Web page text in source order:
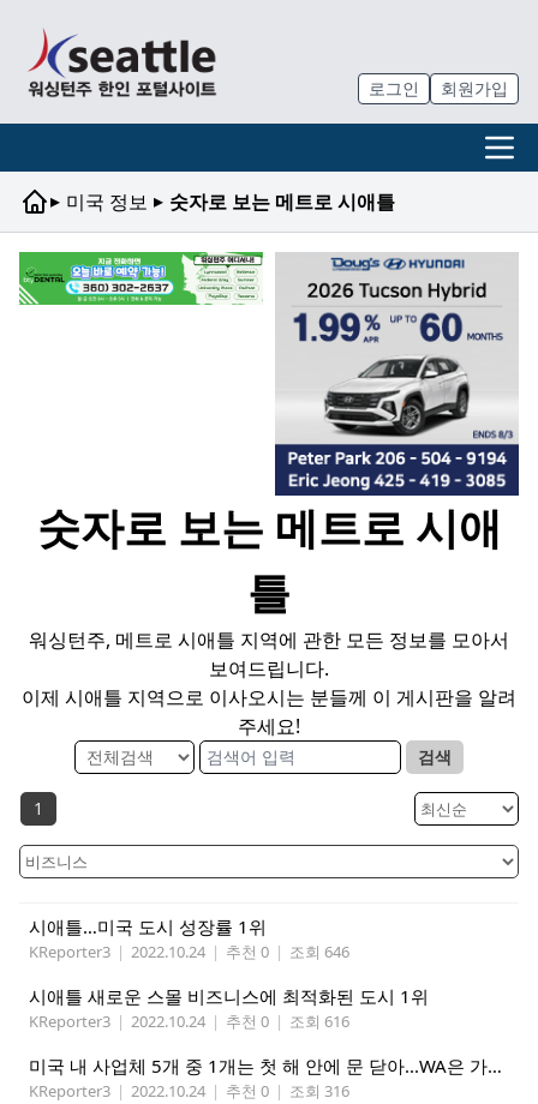
로그인 회원가입
▸ 미국 정보 ▸ 숫자로 보는 메트로 시애틀
숫자로 보는 메트로 시애
틀
워싱턴주, 메트로 시애틀 지역에 관한 모든 정보를 모아서
보여드립니다.
이제 시애틀 지역으로 이사오시는 분들께 이 게시판을 알려
주세요!
검색
1
시애틀…미국 도시 성장률 1위
KReporter3 | 2022.10.24 | 추천 0 | 조회 646
시애틀 새로운 스몰 비즈니스에 최적화된 도시 1위
KReporter3 | 2022.10.24 | 추천 0 | 조회 616
미국 내 사업체 5개 중 1개는 첫 해 안에 문 닫아...WA은 가장 성공적인 주 1위 등극
KReporter3 | 2022.10.24 | 추천 0 | 조회 316